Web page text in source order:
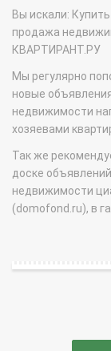
Вы искали:
продажа
КВАРТИРАНТ.РУ
Мы регулярно
новые
недвижимости
хозяевами
Так же
доске
недвижимости
(domofond.ru), в